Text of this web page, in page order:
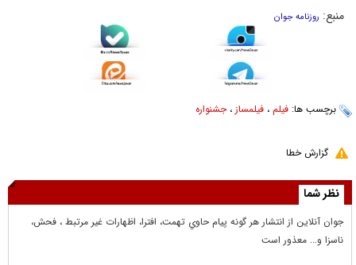
منبع: روزنامه جوان
برچسب ها: فیلم ، فیلمساز ،جشنواره
گزارش خطا
نظر شما
جوان آنلاين از انتشار هر گونه پيام حاوي تهمت، افترا، اظهارات غير مرتبط ، فحش،
ناسزا و... معذور است